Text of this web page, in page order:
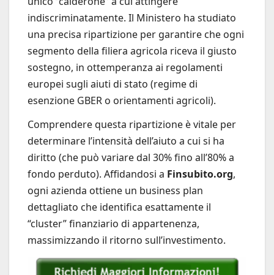
indiscriminatamente. Il Ministero ha studiato
una precisa ripartizione per garantire che ogni
segmento della filiera agricola riceva il giusto
sostegno, in ottemperanza ai regolamenti
europei sugli aiuti di stato (regime di
esenzione GBER o orientamenti agricoli).
Comprendere questa ripartizione è vitale per
determinare l’intensità dell’aiuto a cui si ha
diritto (che può variare dal 30% fino all’80% a
fondo perduto). Affidandosi a Finsubito.org,
ogni azienda ottiene un business plan
dettagliato che identifica esattamente il
“cluster” finanziario di appartenenza,
massimizzando il ritorno sull’investimento.